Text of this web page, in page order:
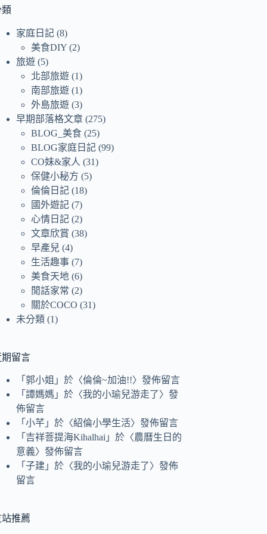
家庭日記 (8)
美食DIY (2)
旅遊 (5)
北部旅遊 (1)
南部旅遊 (1)
外島旅遊 (3)
早期部落格文章 (275)
BLOG_美食 (25)
BLOG家庭日記 (99)
CO妹&家人 (31)
保健小秘方 (5)
倫倫日記 (18)
國外遊記 (7)
心情日記 (2)
文章欣賞 (38)
早產兒 (4)
生活趣事 (7)
美食天地 (6)
閒話家常 (2)
關於COCO (31)
未分類 (1)
期留言
「郭小姐 」於〈倫倫~加油!!〉發佈留言
「譚媽媽 」於〈我的小瑜兒游走了〉發
佈留言
「小芊 」於〈紹倫小學生活〉發佈留言
「 吉祥菩提海Kihalhai 」於〈農曆生日的
意義〉發佈留言
「子建 」於〈我的小瑜兒游走了〉發佈
留言
站推薦